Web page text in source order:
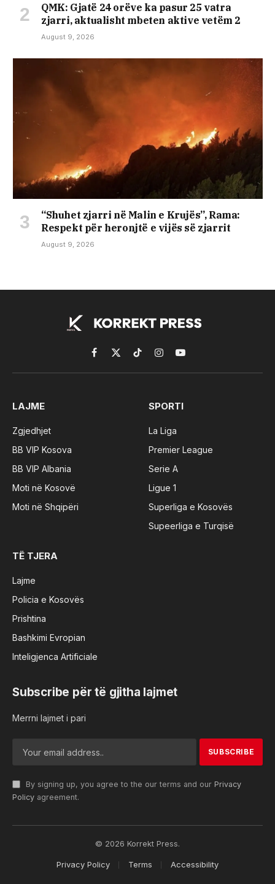
QMK: Gjatë 24 orëve ka pasur 25 vatra
zjarri, aktualisht mbeten aktive vetëm 2
August 9, 2026
​“Shuhet zjarri në Malin e Krujës”, Rama:
Respekt për heronjtë e vijës së zjarrit
August 9, 2026
Facebook
X
(Twitter)
TikTokInstagramYouTube
LAJME
Zgjedhjet
BB VIP Kosova
BB VIP Albania
Moti në Kosovë
Moti në Shqipëri
SPORTI
La Liga
Premier League
Serie A
Ligue 1
Superliga e Kosovës
Supeerliga e Turqisë
TË TJERA
Lajme
Policia e Kosovës
Prishtina
Bashkimi Evropian
Inteligjenca Artificiale
Subscribe për të gjitha lajmet
Merrni lajmet i pari
By signing up, you agree to the our terms and our Privacy
Policy agreement.
© 2026 Korrekt Press.
Privacy Policy Terms Accessibility